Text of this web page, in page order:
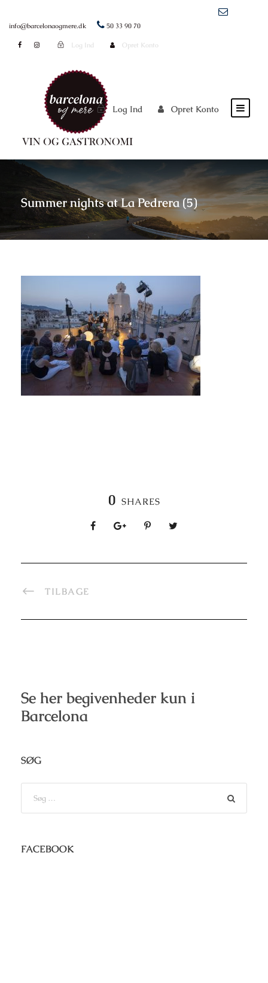
info@barcelonaogmere.dk 50 33 90 70
Log Ind Opret Konto
Log Ind Opret Konto
Summer nights at La Pedrera (5)
0 SHARES
TILBAGE
Se her begivenheder kun i
Barcelona
SØG
FACEBOOK